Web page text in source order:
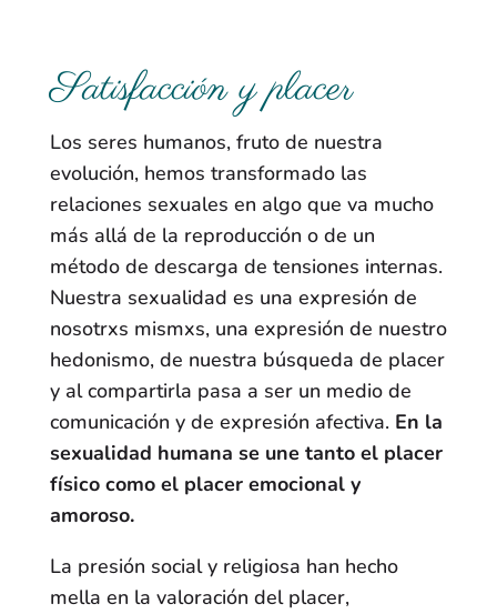
Satisfacción y placer
Los seres humanos, fruto de nuestra
evolución, hemos transformado las
relaciones sexuales en algo que va mucho
más allá de la reproducción o de un
método de descarga de tensiones internas.
Nuestra sexualidad es una expresión de
nosotrxs mismxs, una expresión de nuestro
hedonismo, de nuestra búsqueda de placer
y al compartirla pasa a ser un medio de
comunicación y de expresión afectiva. En la
sexualidad humana se une tanto el placer
físico como el placer emocional y
amoroso.
La presión social y religiosa han hecho
mella en la valoración del placer,